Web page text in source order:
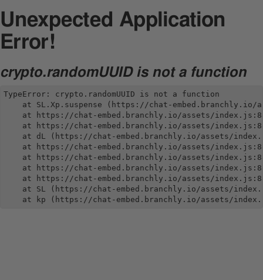
Unexpected Application
Error!
crypto.randomUUID is not a function
TypeError: crypto.randomUUID is not a function
at SL.Xp.suspense (https://chat-embed.branchly.io/
at https://chat-embed.branchly.io/assets/
at https://chat-embed.branchly.io/assets/
at dL (https://chat-embed.branchly.io/assets/
at https://chat-embed.branchly.io/assets/
at https://chat-embed.branchly.io/assets/
at https://chat-embed.branchly.io/assets/
at https://chat-embed.branchly.io/assets/
at SL (https://chat-embed.branchly.io/assets/
at kp (https://chat-embed.branchly.io/assets/